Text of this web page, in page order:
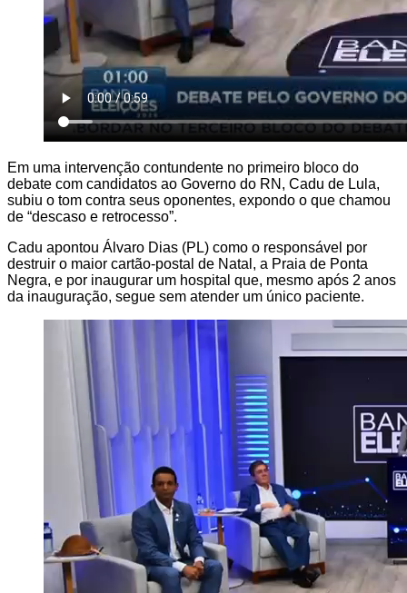
Em uma intervenção contundente no primeiro bloco do
debate com candidatos ao Governo do RN, Cadu de Lula,
subiu o tom contra seus oponentes, expondo o que chamou
de “descaso e retrocesso”.
Cadu apontou Álvaro Dias (PL) como o responsável por
destruir o maior cartão-postal de Natal, a Praia de Ponta
Negra, e por inaugurar um hospital que, mesmo após 2 anos
da inauguração, segue sem atender um único paciente.